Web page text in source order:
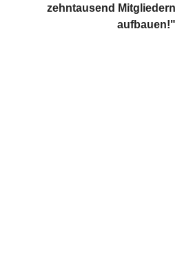
zehntausend Mitgliedern
aufbauen!"